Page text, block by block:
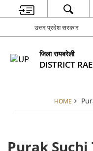
उत्तर प्रदेश सरकार
जिला रायबरेली
DISTRICT
HOME
Purak Suchi